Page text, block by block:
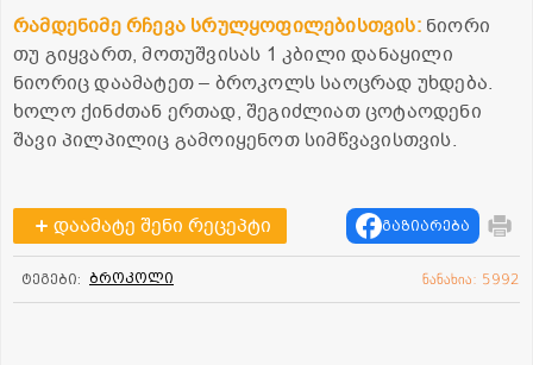
რამდენიმე რჩევა სრულყოფილებისთვის: ნიორი
თუ გიყვართ, მოთუშვისას 1 კბილი დანაყილი
ნიორიც დაამატეთ – ბროკოლს საოცრად უხდება.
ხოლო ქინძთან ერთად, შეგიძლიათ ცოტაოდენი
შავი პილპილიც გამოიყენოთ სიმწვავისთვის.
დაამატე შენი რეცეპტი გაზიარება
ტეგები: ბროკოლი ნანახია: 5992